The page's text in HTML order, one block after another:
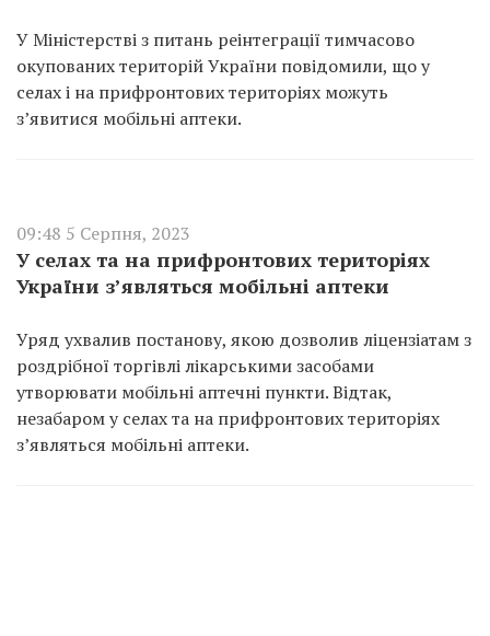
У Міністерстві з питань реінтеграції тимчасово
окупованих територій України повідомили, що у
селах і на прифронтових територіях можуть
з’явитися мобільні аптеки.
09:48 5 Серпня, 2023
У селах та на прифронтових територіях
України з’являться мобільні аптеки
Уряд ухвалив постанову, якою дозволив ліцензіатам з
роздрібної торгівлі лікарськими засобами
утворювати мобільні аптечні пункти. Відтак,
незабаром у селах та на прифронтових територіях
з’являться мобільні аптеки.